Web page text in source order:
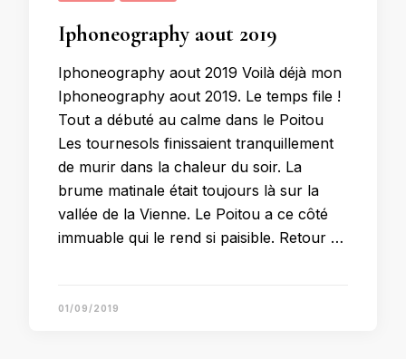
Iphoneography aout 2019
Iphoneography aout 2019 Voilà déjà mon
Iphoneography aout 2019. Le temps file !
Tout a débuté au calme dans le Poitou
Les tournesols finissaient tranquillement
de murir dans la chaleur du soir. La
brume matinale était toujours là sur la
vallée de la Vienne. Le Poitou a ce côté
immuable qui le rend si paisible. Retour …
01/09/2019